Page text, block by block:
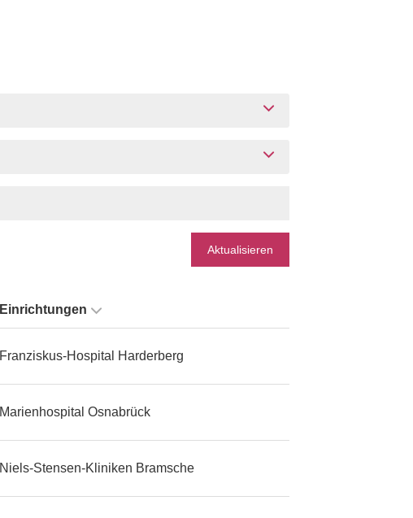
Aktualisieren
Einrichtungen
Franziskus-Hospital Harderberg
Marienhospital Osnabrück
Niels-Stensen-Kliniken Bramsche